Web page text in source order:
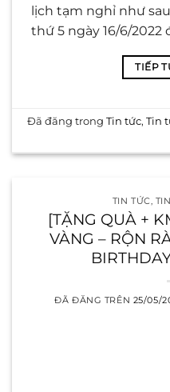
lịch tạm nghỉ như
thứ 5 ngày 16/6/
TIẾP
Đã đăng trongTin tức,Tin
TIN TỨC
[TẶNG QUÀ +
VÀNG – RỘN
ĐÃ ĐĂNG TRÊN 25/05/